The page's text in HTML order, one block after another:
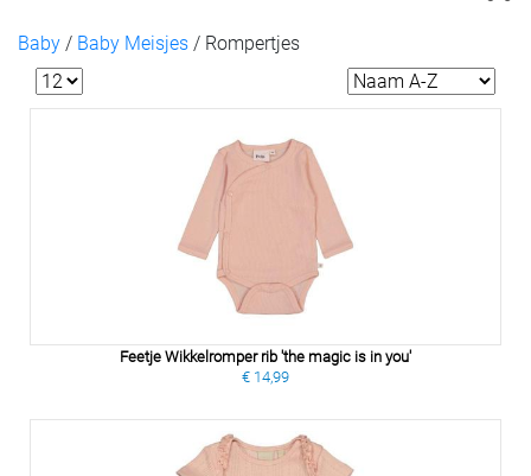
Baby / Baby Meisjes / Rompertjes
Feetje Wikkelromper rib 'the magic is in you'
€ 14,99